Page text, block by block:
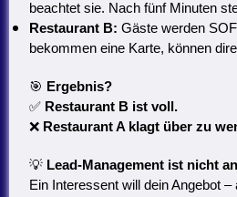
beachtet sie. Nach fünf Minuten
Restaurant B: Gäste werden
bekommen eine Karte, können
🎯 Ergebnis?
✅ Restaurant B ist voll.
❌ Restaurant A klagt über zu
💡 Lead-Management ist nicht
Ein Interessent will dein Angebot